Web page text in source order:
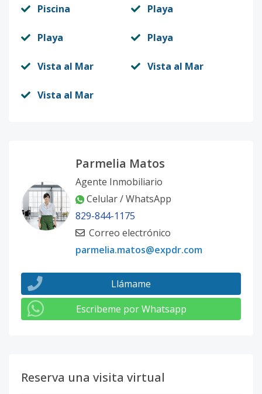
Piscina Playa
Playa Playa
Vista al Mar Vista al Mar
Vista al Mar
Parmelia Matos
Agente Inmobiliario
Celular / WhatsApp
829-844-1175
Correo electrónico
parmelia.matos@expdr.com
Llámame
Escribeme por Whatsapp
Reserva una visita virtual